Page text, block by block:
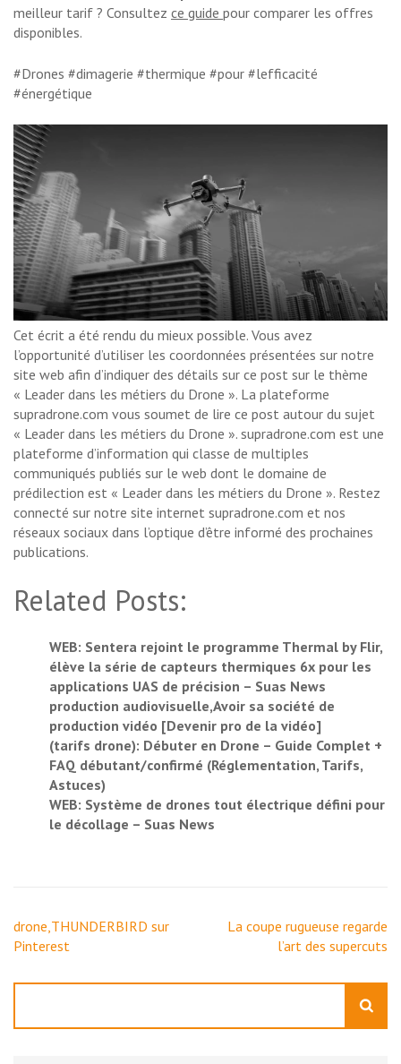
meilleur tarif ? Consultez ce guide pour comparer les offres
disponibles.
#Drones #dimagerie #thermique #pour #lefficacité
#énergétique
Cet écrit a été rendu du mieux possible. Vous avez
l’opportunité d’utiliser les coordonnées présentées sur notre
site web afin d’indiquer des détails sur ce post sur le thème
« Leader dans les métiers du Drone ». La plateforme
supradrone.com vous soumet de lire ce post autour du sujet
« Leader dans les métiers du Drone ». supradrone.com est une
plateforme d’information qui classe de multiples
communiqués publiés sur le web dont le domaine de
prédilection est « Leader dans les métiers du Drone ». Restez
connecté sur notre site internet supradrone.com et nos
réseaux sociaux dans l’optique d’être informé des prochaines
publications.
Related Posts:
WEB: Sentera rejoint le programme Thermal by Flir,
élève la série de capteurs thermiques 6x pour les
applications UAS de précision – Suas News
production audiovisuelle,Avoir sa société de
production vidéo [Devenir pro de la vidéo]
(tarifs drone): Débuter en Drone – Guide Complet +
FAQ débutant/confirmé (Réglementation, Tarifs,
Astuces)
WEB: Système de drones tout électrique défini pour
le décollage – Suas News
Navigation
de
drone,THUNDERBIRD sur
Pinterest
La coupe rugueuse regarde
l’art des supercuts